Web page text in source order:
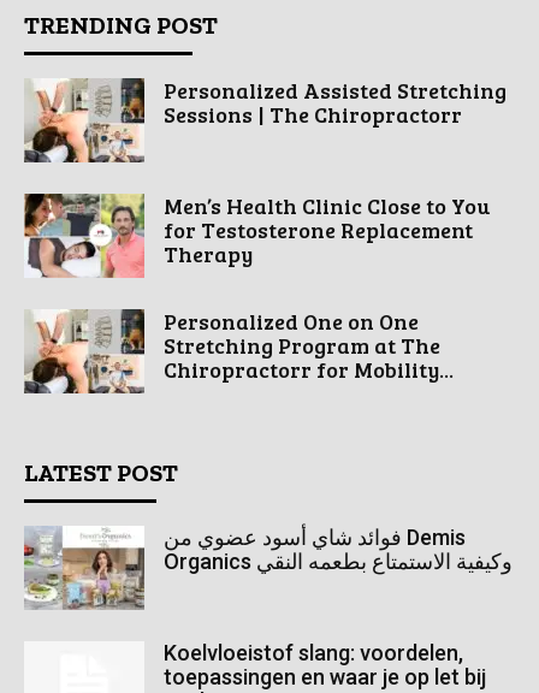
TRENDING POST
Personalized Assisted Stretching
Sessions | The Chiropractorr
Men’s Health Clinic Close to You
for Testosterone Replacement
Therapy
Personalized One on One
Stretching Program at The
Chiropractorr for Mobility...
LATEST POST
فوائد شاي أسود عضوي من Demis
Organics وكيفية الاستمتاع بطعمه النقي
Koelvloeistof slang: voordelen,
toepassingen en waar je op let bij